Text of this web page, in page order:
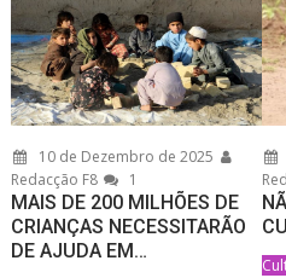
10 de Dezembro de 2025
Redacção F8
1
MAIS DE 200 MILHÕES DE
CRIANÇAS NECESSITARÃO
DE AJUDA EM…